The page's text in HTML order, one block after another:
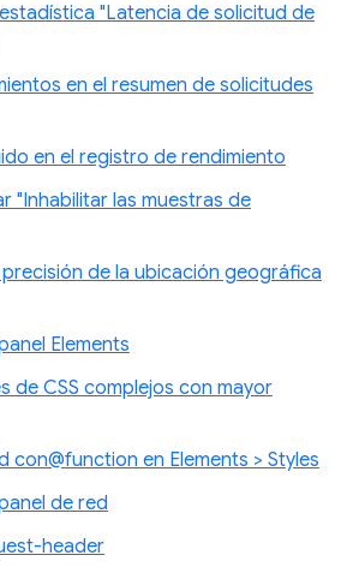
"Latencia de solicitud de
en el resumen de solicitudes
en el registro de rendimiento
"Inhabilitar las muestras de
de la ubicación geográfica
Elements
de CSS complejos con mayor
con@function en Elements > Styles
de red
header